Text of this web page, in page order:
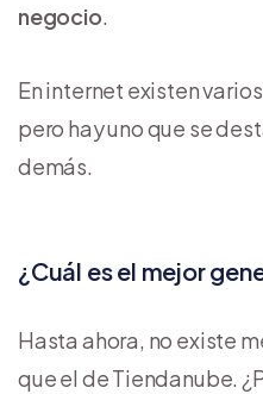
negocio.
En internet existen
pero hay uno que se
demás.
¿Cuál es el mejor
Hasta ahora, no existe
que el de Tiendanube.